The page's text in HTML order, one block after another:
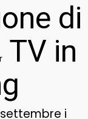
di
TV in
i